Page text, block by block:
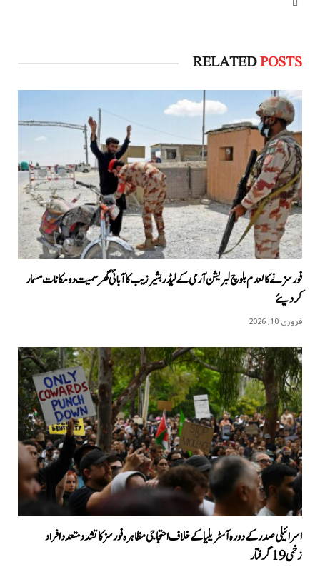
RELATEDPOSTS
فورسز نے کالعدم بلوچ لبریشن آرمی کے لیڈر بشیر زیب کا آبائی گھر سمیت دو مکانات مسمار
کردیئے
فروری 10, 2026
اسرائیلی صدر کے دورہ آسٹریلیا کےخلاف احتجاجی مظاہرہ فورسز کا تشدد متعدد افراد
زخمی 19 گرفتار